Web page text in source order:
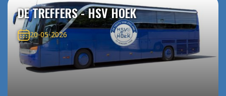
DE TREFFERS - HSV HOEK
20-05-2026